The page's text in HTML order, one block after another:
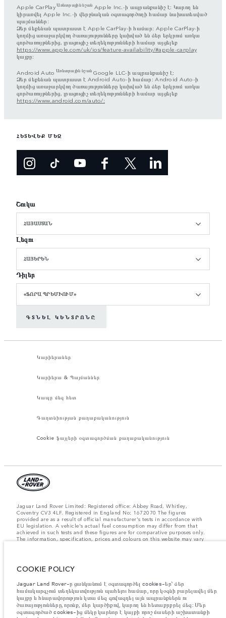
Apple CarPlayԱռևտրային նշան Apple Inc.-ի ապրանքանիշ է: Կարող են
կիրառվել Apple Inc.-ի վերջնական օգտագործողի համար նախատեսված
պայմաններ:
Ձեր մեքենան պատրաստ է Apple CarPlay-ի համար: Apple CarPlay-ի
կողմից առաջարկվող ծառայությունները կախված են ձեր երկրում առկա
գործառույթներից, լրացուցիչ տեղեկությունների համար այցելեք
https://www.apple.com/uk/ios/feature-availability/#apple-carplay
կայքը:
Android Auto Առևտրային նշան Google LLC-ի ապրանքանիշ է։
Ձեր մեքենան պատրաստ է Android Auto-ի համար: Android Auto-ի
կողմից առաջարկվող ծառայությունները կախված են ձեր երկրում առկա
գործառույթներից, լրացուցիչ տեղեկությունների համար այցելեք
https://www.android.com/auto/:
ՀԵՏԵՎԵՔ ՄԵԶ
Շուկա
ՀԱՅԱՍՏԱՆ
Լեզու
ՀԱՅԵՐԵՆ
Դիլեր
«ՖՈՐԱ ՊՐԵՄԻՈՒՄ»
ԳՏՆԵԼ ԿԵՆՏՐՈՆԸ
Կարիերաներ
Կարիերա & Պայմաններ
Կապը մեզ հետ
Գաղտնիության քաղաքականություն
Cookie ֆայլերի օգտագործման քաղաքականություն
Jaguar Land Rover Limited: Registered office: Abbey Road, Whitley,
Coventry CV3 4LF. Registered in England No: 1672070 The figures
provided are as a result of official manufacturer's tests in accordance with
EU legislation. A vehicle's actual fuel consumption may differ from that
achieved in such tests and these figures are for comparative purposes only.
The information, specification, prices and colours on this website may vary
Նշված կշիռներն արտացոլում են մեքենայի ստանդարտ բնութագրերը։
Աքսեսուարները և արտադրությունից հետո տեղադրված այլ պարագաներն
աքսեսուարներով, ուղևորներով, հեղուկով, վառելիքով և օգտակար բեռով
մեքենայի բեռնվածության ժամանակ մեքենայի համախառն քաշը և առանցքի
առավելագույն բեռնվածությունը չեն գերազանցվում։
Կարևոր գրառում պատկերների և տեխնիկական բնութագրերի
COOKIE POLICY
Jaguar Land Rover-ը ցանկանում է օգտագործել cookies-եր՝ ձեր
համակարգչում տեղեկատվություն պահելու համար, որը կօգնի բարելավել մեր
կայքը և հնարավորություն կտա մեզ գովազդել այն ապրանքներն ու
ծառայությունները, որոնք, մեր կարծիքով, կարող են հետաքրքրել ձեզ: Մեր
օգտագործած cookies-ից մեկը կարևոր է կայքի որոշ մասերի աշխատանքի